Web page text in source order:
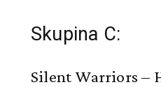
Skupina C:
Silent Warriors –